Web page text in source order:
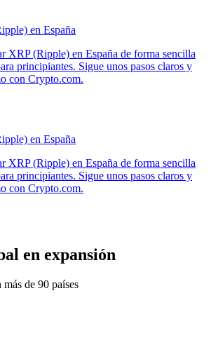
en España
XRP (Ripple) en España de forma sencilla
principiantes. Sigue unos pasos claros y
con Crypto.com.
en España
XRP (Ripple) en España de forma sencilla
principiantes. Sigue unos pasos claros y
con Crypto.com.
en expansión
de 90 países